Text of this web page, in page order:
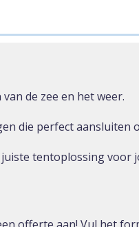
de zee en het weer.
die perfect aansluiten
juiste tentoplossing voor
offerte aan! Vul het